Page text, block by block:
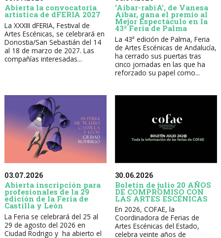
Abierta la convocatoria
artística de dFERIA 2027
La XXXIII dFERIA, Festival de
Artes Escénicas, se celebrará en
Donostia/San Sebastián del 14
al 18 de marzo de 2027. Las
compañías interesadas...
'Aibar-rabiA', de Vanesa
Aibar, gana el premio al
Mejor Espectáculo en la
43ª Feria de Palma
La 43ª edición de Palma, Feria
de Artes Escénicas de Andalucía,
ha cerrado sus puertas tras
cinco jornadas en las que ha
reforzado su papel como...
03.07.2026
Abierta inscripción para
profesionales de la 29
edición de la Feria de
Castilla y León
La Feria se celebrará del 25 al
29 de agosto del 2026 en
Ciudad Rodrigo y ha abierto el
30.06.2026
Boletín de julio 20 AÑOS
DE COMPROMISO CON
LAS ARTES ESCÉNICAS
En 2026, COFAE, la
Coordinadora de Ferias de
Artes Escénicas del Estado,
celebra veinte años de